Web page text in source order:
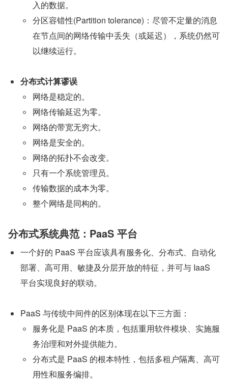
入的数据。
分区容错性(Partition tolerance)：尽管不定量的消息
在节点间的网络传输中丢失（或延迟），系统仍然可
以继续运行。
分布式计算谬误
网络是稳定的。
网络传输延迟为零。
网络的带宽无穷大。
网络是安全的。
网络的拓扑不会改变。
只有一个系统管理员。
传输数据的成本为零。
整个网络是同构的。
分布式系统典范：PaaS 平台
一个好的 PaaS 平台应该具有服务化、分布式、自动化
部署、高可用、敏捷及分层开放的特征，并可与 IaaS
平台实现良好的联动。
PaaS 与传统中间件的区别体现在以下三方面：
服务化是 PaaS 的本质，包括重用软件模块、实施服
务治理和对外提供能力。
分布式是 PaaS 的根本特性，包括多租户隔离、高可
用性和服务编排。